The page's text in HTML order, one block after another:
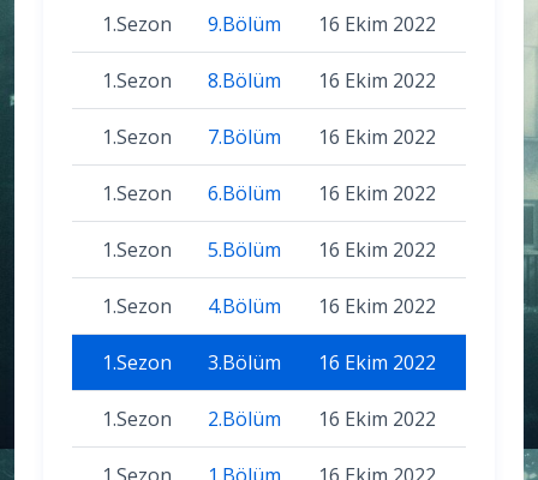
1.Sezon 9.Bölüm 16 Ekim 2022
1.Sezon 8.Bölüm 16 Ekim 2022
1.Sezon 7.Bölüm 16 Ekim 2022
1.Sezon 6.Bölüm 16 Ekim 2022
1.Sezon 5.Bölüm 16 Ekim 2022
1.Sezon 4.Bölüm 16 Ekim 2022
1.Sezon 3.Bölüm 16 Ekim 2022
1.Sezon 2.Bölüm 16 Ekim 2022